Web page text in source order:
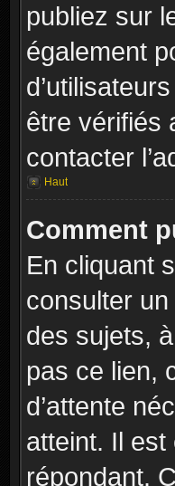
publiez sur
également
être vérifiés
contacter
Haut
Comment
En cliquant
consulter
des sujets,
pas ce lien,
d’attente
atteint. Il
répondant.